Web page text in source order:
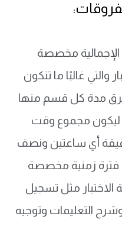
الإجمالية مخصصة
والتي غالبًا ما تتكون
مدة كل قسم منها
مجموع وقت
أي ساعتين ونصف
فترة زمنية مخصصة
الاختبار مثل تسجيل
التعليمات وتوجيه